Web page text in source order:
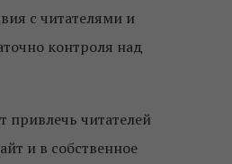
с читателями и
контроля над
привлечь читателей
и в собственное